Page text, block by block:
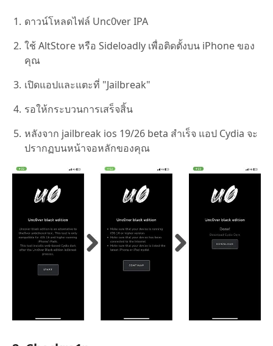
ดาวน์โหลดไฟล์ Unc0ver IPA
ใช้ AltStore หรือ Sideloadly เพื่อติดตั้งบน iPhone ของ
คุณ
เปิดแอปและแตะที่ "Jailbreak"
รอให้กระบวนการเสร็จสิ้น
หลังจาก jailbreak ios 19/26 beta สำเร็จ แอป Cydia จะ
ปรากฏบนหน้าจอหลักของคุณ